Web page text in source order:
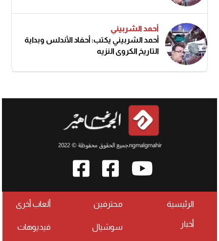
أحمد الشربيني
أحمد الشربيني يكتب: أحفاد الأندلس وبداية
التاريخ الكروي النزيه
الرئيسية
أخبار
محترفين
سوشيال
ألعاب أخرى
فيديوهات